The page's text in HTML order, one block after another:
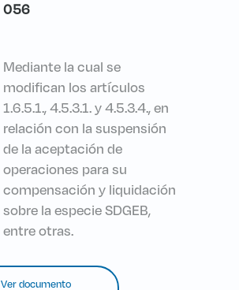
056
Mediante la cual se
modifican los artículos
1.6.5.1., 4.5.3.1. y 4.5.3.4., en
relación con la suspensión
de la aceptación de
operaciones para su
compensación y liquidación
sobre la especie SDGEB,
entre otras.
Ver documento